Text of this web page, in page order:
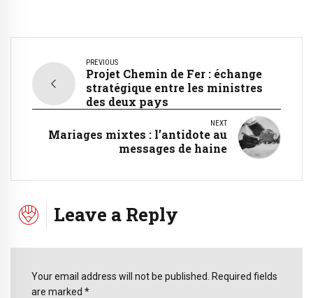
PREVIOUS
Projet Chemin de Fer : échange
stratégique entre les ministres
des deux pays
NEXT
Mariages mixtes : l’antidote au
messages de haine
Leave a Reply
Your email address will not be published. Required fields
are marked *